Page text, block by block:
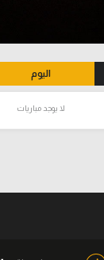
اليوم
لا يوجد مباريات